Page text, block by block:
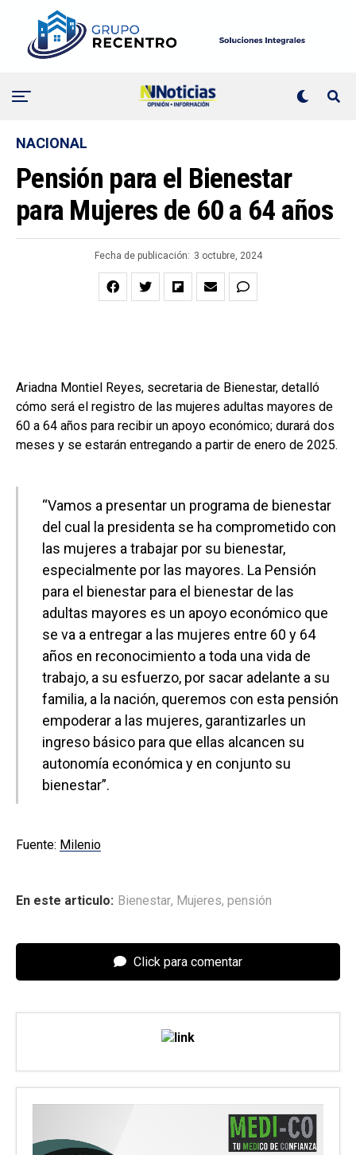
NACIONAL
Pensión para el Bienestar
para Mujeres de 60 a 64 años
Fecha de publicación: 3 octubre, 2024
Ariadna Montiel Reyes, secretaria de Bienestar, detalló
cómo será el registro de las mujeres adultas mayores de
60 a 64 años para recibir un apoyo económico; durará dos
meses y se estarán entregando a partir de enero de 2025.
“Vamos a presentar un programa de bienestar
del cual la presidenta se ha comprometido con
las mujeres a trabajar por su bienestar,
especialmente por las mayores. La Pensión
para el bienestar para el bienestar de las
adultas mayores es un apoyo económico que
se va a entregar a las mujeres entre 60 y 64
años en reconocimiento a toda una vida de
trabajo, a su esfuerzo, por sacar adelante a su
familia, a la nación, queremos con esta pensión
empoderar a las mujeres, garantizarles un
ingreso básico para que ellas alcancen su
autonomía económica y en conjunto su
bienestar”.
Fuente: Milenio
En este articulo: Bienestar, Mujeres, pensión
Click para comentar